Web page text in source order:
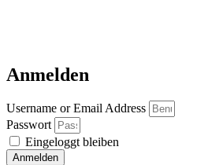
Anmelden
Username or Email Address
Passwort
Eingeloggt bleiben
Anmelden